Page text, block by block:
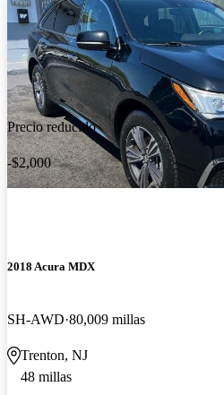
Precio reducido
-$2,000
2018 Acura MDX
SH-AWD 80,009 millas
Trenton, NJ
48 millas